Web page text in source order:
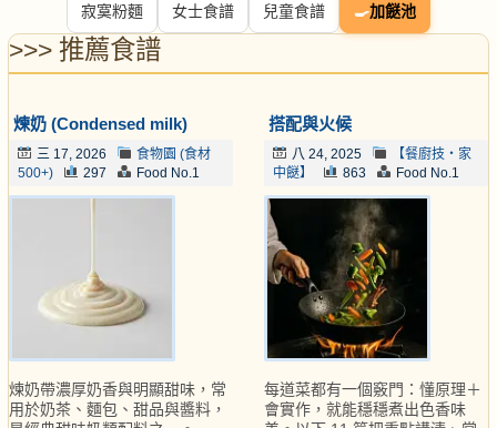
寂寞粉麵 女士食譜 兒童食譜 🍳加餸池
>>> 推薦食譜
煉奶 (Condensed milk)
三 17, 2026
食物園 (食材
500+)
297 Food No.1
煉奶帶濃厚奶香與明顯甜味，常
用於奶茶、麵包、甜品與醬料，
搭配與火候
八 24, 2025
【餐廚技・家
中餸】
863 Food No.1
每道菜都有一個竅門：懂原理＋
會實作，就能穩穩煮出色香味